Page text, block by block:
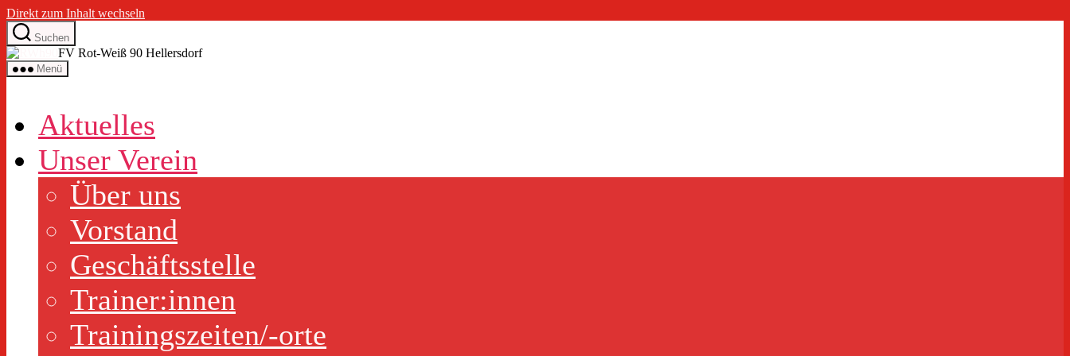
Direkt zum Inhalt wechseln
Suchen
FV Rot-Weiß 90 Hellersdorf
Menü
Aktuelles
Unser Verein
Über uns
Vorstand
Geschäftsstelle
Trainer:innen
Trainingszeiten/-orte